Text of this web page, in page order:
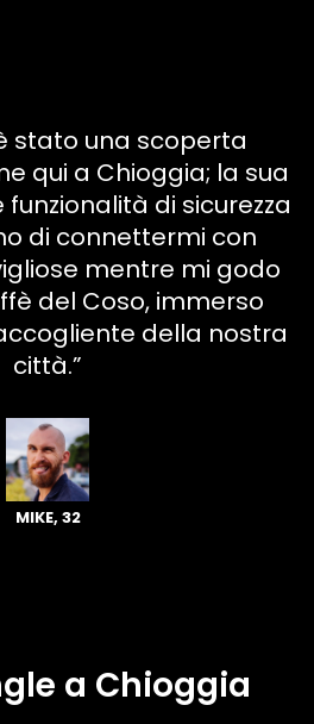
stato una scoperta
qui a Chioggia; la sua
funzionalità di sicurezza
di connettermi con
mentre mi godo
del Coso, immerso
della nostra
città.”
MIKE, 32
a Chioggia